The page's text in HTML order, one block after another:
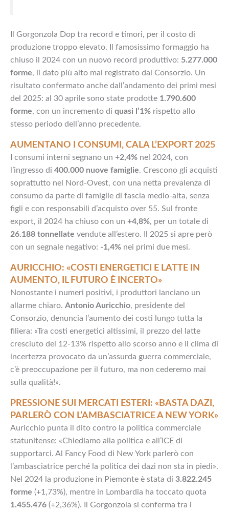
Il Gorgonzola Dop tra record e timori, per il costo di
produzione troppo elevato. Il famosissimo formaggio ha
chiuso il 2024 con un nuovo record produttivo: 5.277.000
forme, il dato più alto mai registrato dal Consorzio. Un
risultato confermato anche dall’andamento dei primi mesi
del 2025: al 30 aprile sono state prodotte 1.790.600
forme, con un incremento di quasi l’1% rispetto allo
stesso periodo dell’anno precedente.
AUMENTANO I CONSUMI, CALA L’EXPORT 2025
I consumi interni segnano un +2,4% nel 2024, con
l’ingresso di 400.000 nuove famiglie. Crescono gli acquisti
soprattutto nel Nord-Ovest, con una netta prevalenza di
consumo da parte di famiglie di fascia medio-alta, senza
figli e con responsabili d’acquisto over 55. Sul fronte
export, il 2024 ha chiuso con un +4,8%, per un totale di
26.188 tonnellate vendute all’estero. Il 2025 si apre però
con un segnale negativo: -1,4% nei primi due mesi.
AURICCHIO: «COSTI ENERGETICI E LATTE IN
AUMENTO, IL FUTURO È INCERTO»
Nonostante i numeri positivi, i produttori lanciano un
allarme chiaro. Antonio Auricchio, presidente del
Consorzio, denuncia l’aumento dei costi lungo tutta la
filiera: «Tra costi energetici altissimi, il prezzo del latte
cresciuto del 12-13% rispetto allo scorso anno e il clima di
incertezza provocato da un’assurda guerra commerciale,
c’è preoccupazione per il futuro, ma non cederemo mai
sulla qualità!».
PRESSIONE SUI MERCATI ESTERI: «BASTA DAZI,
PARLERÒ CON L’AMBASCIATRICE A NEW YORK»
Auricchio punta il dito contro la politica commerciale
statunitense: «Chiediamo alla politica e all’ICE di
supportarci. Al Fancy Food di New York parlerò con
l’ambasciatrice perché la politica dei dazi non sta in piedi».
Nel 2024 la produzione in Piemonte è stata di 3.822.245
forme (+1,73%), mentre in Lombardia ha toccato quota
1.455.476 (+2,36%). Il Gorgonzola si conferma tra i